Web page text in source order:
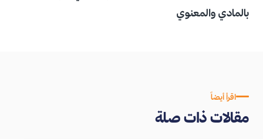
بالمادي والمعنوي
اقرأ أيضاً
مقالات ذات صلة